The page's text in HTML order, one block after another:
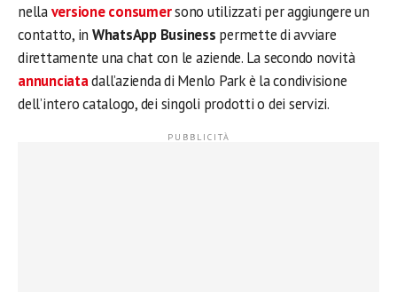
nellaversione consumersono utilizzati per aggiungere un
contatto, in WhatsApp Business permette di avviare
direttamente una chat con le aziende. La secondo novità
annunciatadall’azienda di Menlo Park è la condivisione
dell’intero catalogo, dei singoli prodotti o dei servizi.